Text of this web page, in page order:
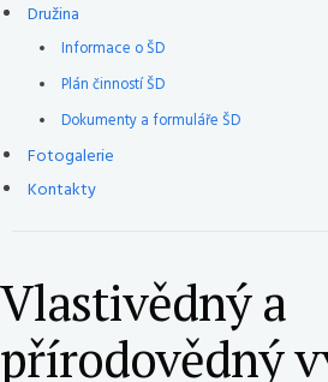
Družina
Informace o ŠD
Plán činností ŠD
Dokumenty a formuláře ŠD
Fotogalerie
Kontakty
Vlastivědný a
přírodovědný